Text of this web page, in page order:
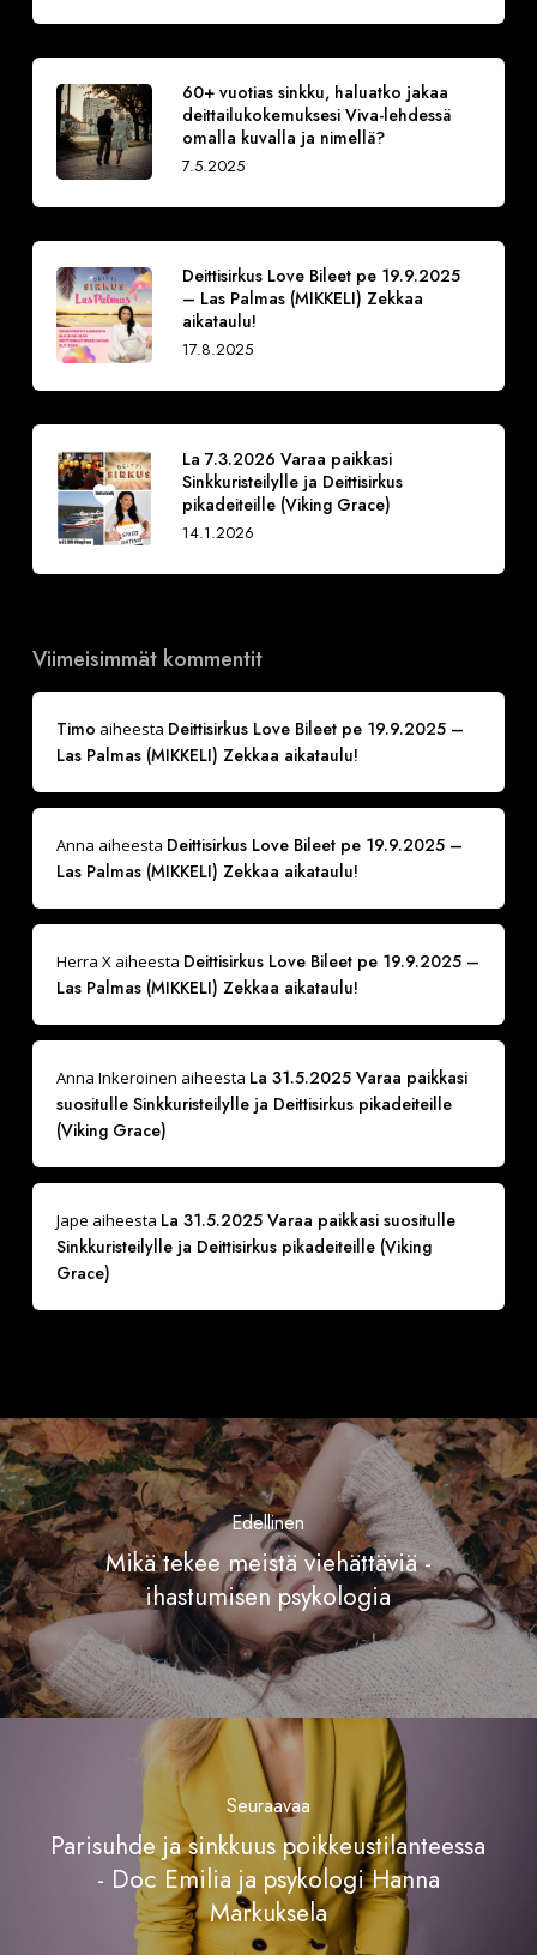
60+ vuotias sinkku, haluatko jakaa
deittailukokemuksesi Viva-lehdessä
omalla kuvalla ja nimellä?
7.5.2025
Deittisirkus Love Bileet pe 19.9.2025
– Las Palmas (MIKKELI) Zekkaa
aikataulu!
17.8.2025
La 7.3.2026 Varaa paikkasi
Sinkkuristeilylle ja Deittisirkus
pikadeiteille (Viking Grace)
14.1.2026
Viimeisimmät kommentit
Timo aiheesta Deittisirkus Love Bileet pe 19.9.2025 –
Las Palmas (MIKKELI) Zekkaa aikataulu!
Anna aiheesta Deittisirkus Love Bileet pe 19.9.2025 –
Las Palmas (MIKKELI) Zekkaa aikataulu!
Herra X aiheesta Deittisirkus Love Bileet pe 19.9.2025 –
Las Palmas (MIKKELI) Zekkaa aikataulu!
Anna Inkeroinen aiheesta La 31.5.2025 Varaa paikkasi
suositulle Sinkkuristeilylle ja Deittisirkus pikadeiteille
(Viking Grace)
Jape aiheesta La 31.5.2025 Varaa paikkasi suositulle
Sinkkuristeilylle ja Deittisirkus pikadeiteille (Viking
Grace)
Edellinen
Mikä tekee meistä viehättäviä -
ihastumisen psykologia
Seuraavaa
Parisuhde ja sinkkuus poikkeustilanteessa
- Doc Emilia ja psykologi Hanna
Markuksela